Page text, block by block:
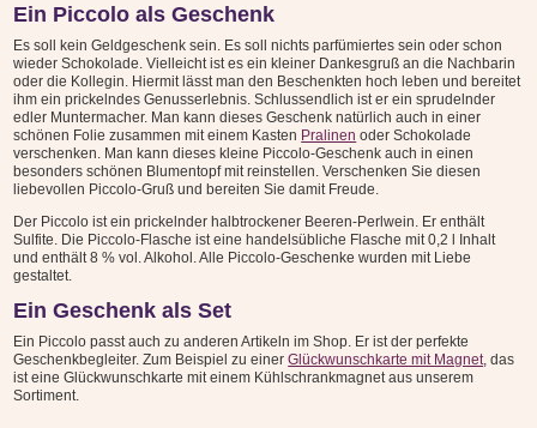
Ein Piccolo als Geschenk
Es soll kein Geldgeschenk sein. Es soll nichts parfümiertes sein oder schon
wieder Schokolade. Vielleicht ist es ein kleiner Dankesgruß an die Nachbarin
oder die Kollegin. Hiermit lässt man den Beschenkten hoch leben und bereitet
ihm ein prickelndes Genusserlebnis. Schlussendlich ist er ein sprudelnder
edler Muntermacher. Man kann dieses Geschenk natürlich auch in einer
schönen Folie zusammen mit einem Kasten Pralinen oder Schokolade
verschenken. Man kann dieses kleine Piccolo-Geschenk auch in einen
besonders schönen Blumentopf mit reinstellen. Verschenken Sie diesen
liebevollen Piccolo-Gruß und bereiten Sie damit Freude.
Der Piccolo ist ein prickelnder halbtrockener Beeren-Perlwein. Er enthält
Sulfite. Die Piccolo-Flasche ist eine handelsübliche Flasche mit 0,2 l Inhalt
und enthält 8 % vol. Alkohol. Alle Piccolo-Geschenke wurden mit Liebe
gestaltet.
Ein Geschenk als Set
Ein Piccolo passt auch zu anderen Artikeln im Shop. Er ist der perfekte
Geschenkbegleiter. Zum Beispiel zu einerGlückwunschkarte mit Magnet, das
ist eine Glückwunschkarte mit einem Kühlschrankmagnet aus unserem
Sortiment.